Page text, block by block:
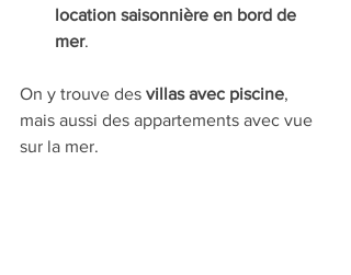
location saisonnière en bord de
mer.
On y trouve des villas avec piscine,
mais aussi des appartements avec vue
sur la mer.